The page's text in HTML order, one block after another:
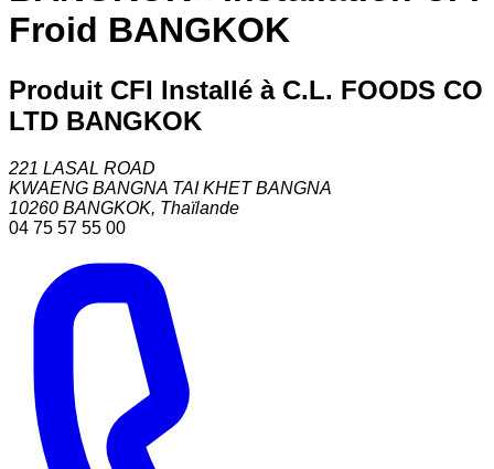
Froid BANGKOK
Produit CFI Installé à C.L. FOODS CO
LTD BANGKOK
221 LASAL ROAD
KWAENG BANGNA TAI KHET BANGNA
10260 BANGKOK, Thaïlande
04 75 57 55 00